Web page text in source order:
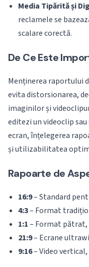
Media Tipărită și
reclamele se
scalare corectă.
De Ce Este
Menținerea raportului
evita distorsionarea,
imaginilor și
editezi un videoclip
ecran, înțelegerea
și utilizabilitatea
Rapoarte de
16:9– Standard
4:3– Format
1:1– Format pătrat,
21:9– Ecrane
9:16– Video